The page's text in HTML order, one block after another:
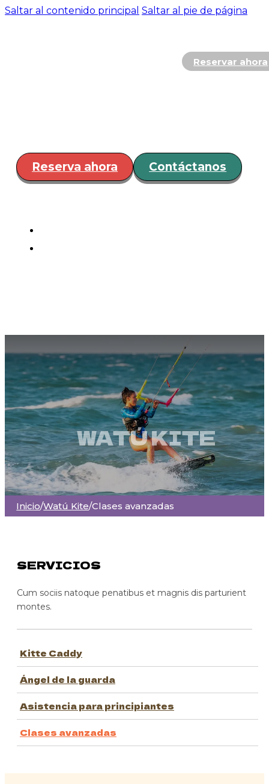
Saltar al contenido principal Saltar al pie de página
Reservar ahora
Restaurante y
Reserva ahora Contáctanos
WATÚ KITE
Inicio/Watú Kite/Clases avanzadas
SERVICIOS
Cum sociis natoque penatibus et magnis dis parturient
montes.
Kitte Caddy
Ángel de la guarda
Asistencia para principiantes
Clases avanzadas